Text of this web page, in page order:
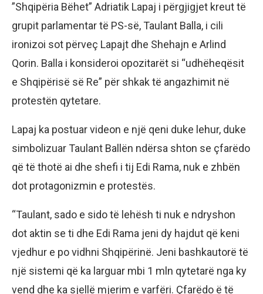
”Shqipëria Bëhet” Adriatik Lapaj i përgjigjet kreut të
grupit parlamentar të PS-së, Taulant Balla, i cili
ironizoi sot përveç Lapajt dhe Shehajn e Arlind
Qorin. Balla i konsideroi opozitarët si “udhëheqësit
e Shqipërisë së Re” për shkak të angazhimit në
protestën qytetare.
Lapaj ka postuar videon e një qeni duke lehur, duke
simbolizuar Taulant Ballën ndërsa shton se çfarëdo
që të thotë ai dhe shefi i tij Edi Rama, nuk e zhbën
dot protagonizmin e protestës.
“Taulant, sado e sido të lehësh ti nuk e ndryshon
dot aktin se ti dhe Edi Rama jeni dy hajdut që keni
vjedhur e po vidhni Shqipërinë. Jeni bashkautorë të
një sistemi që ka larguar mbi 1 mln qytetarë nga ky
vend dhe ka sjellë mjerim e varfëri. Çfarëdo ë të